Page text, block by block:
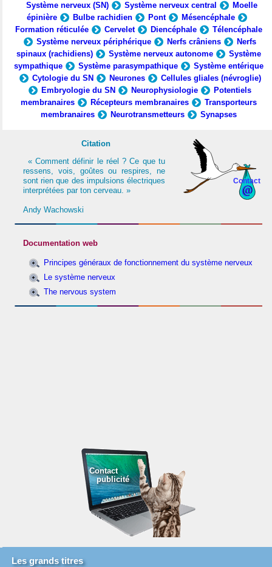
Système nerveux (SN) Système nerveux central
Moelle
épinière
Bulbe rachidien Pont
Mésencéphale
Formation réticulée
Cervelet Diencéphale
Télencéphale
Système nerveux périphérique
Nerfs crâniens
Nerfs
spinaux (rachidiens)
Système nerveux autonome
Système
sympathique
Système parasympathique
Système entérique
Cytologie du SN
Neurones
Cellules gliales (névroglie)
Embryologie du SN
Neurophysiologie
Potentiels
membranaires
Récepteurs membranaires
Transporteurs
membranaires
Neurotransmetteurs Synapses
Contact
Citation
« Comment définir le réel ? Ce que tu
ressens, vois, goûtes ou respires, ne
sont rien que des impulsions électriques
interprétées par ton cerveau. »
Andy Wachowski
Documentation web
Principes généraux de fonctionnement du système nerveux
Le système nerveux
The nervous system
Contact
publicité
Les grands titres